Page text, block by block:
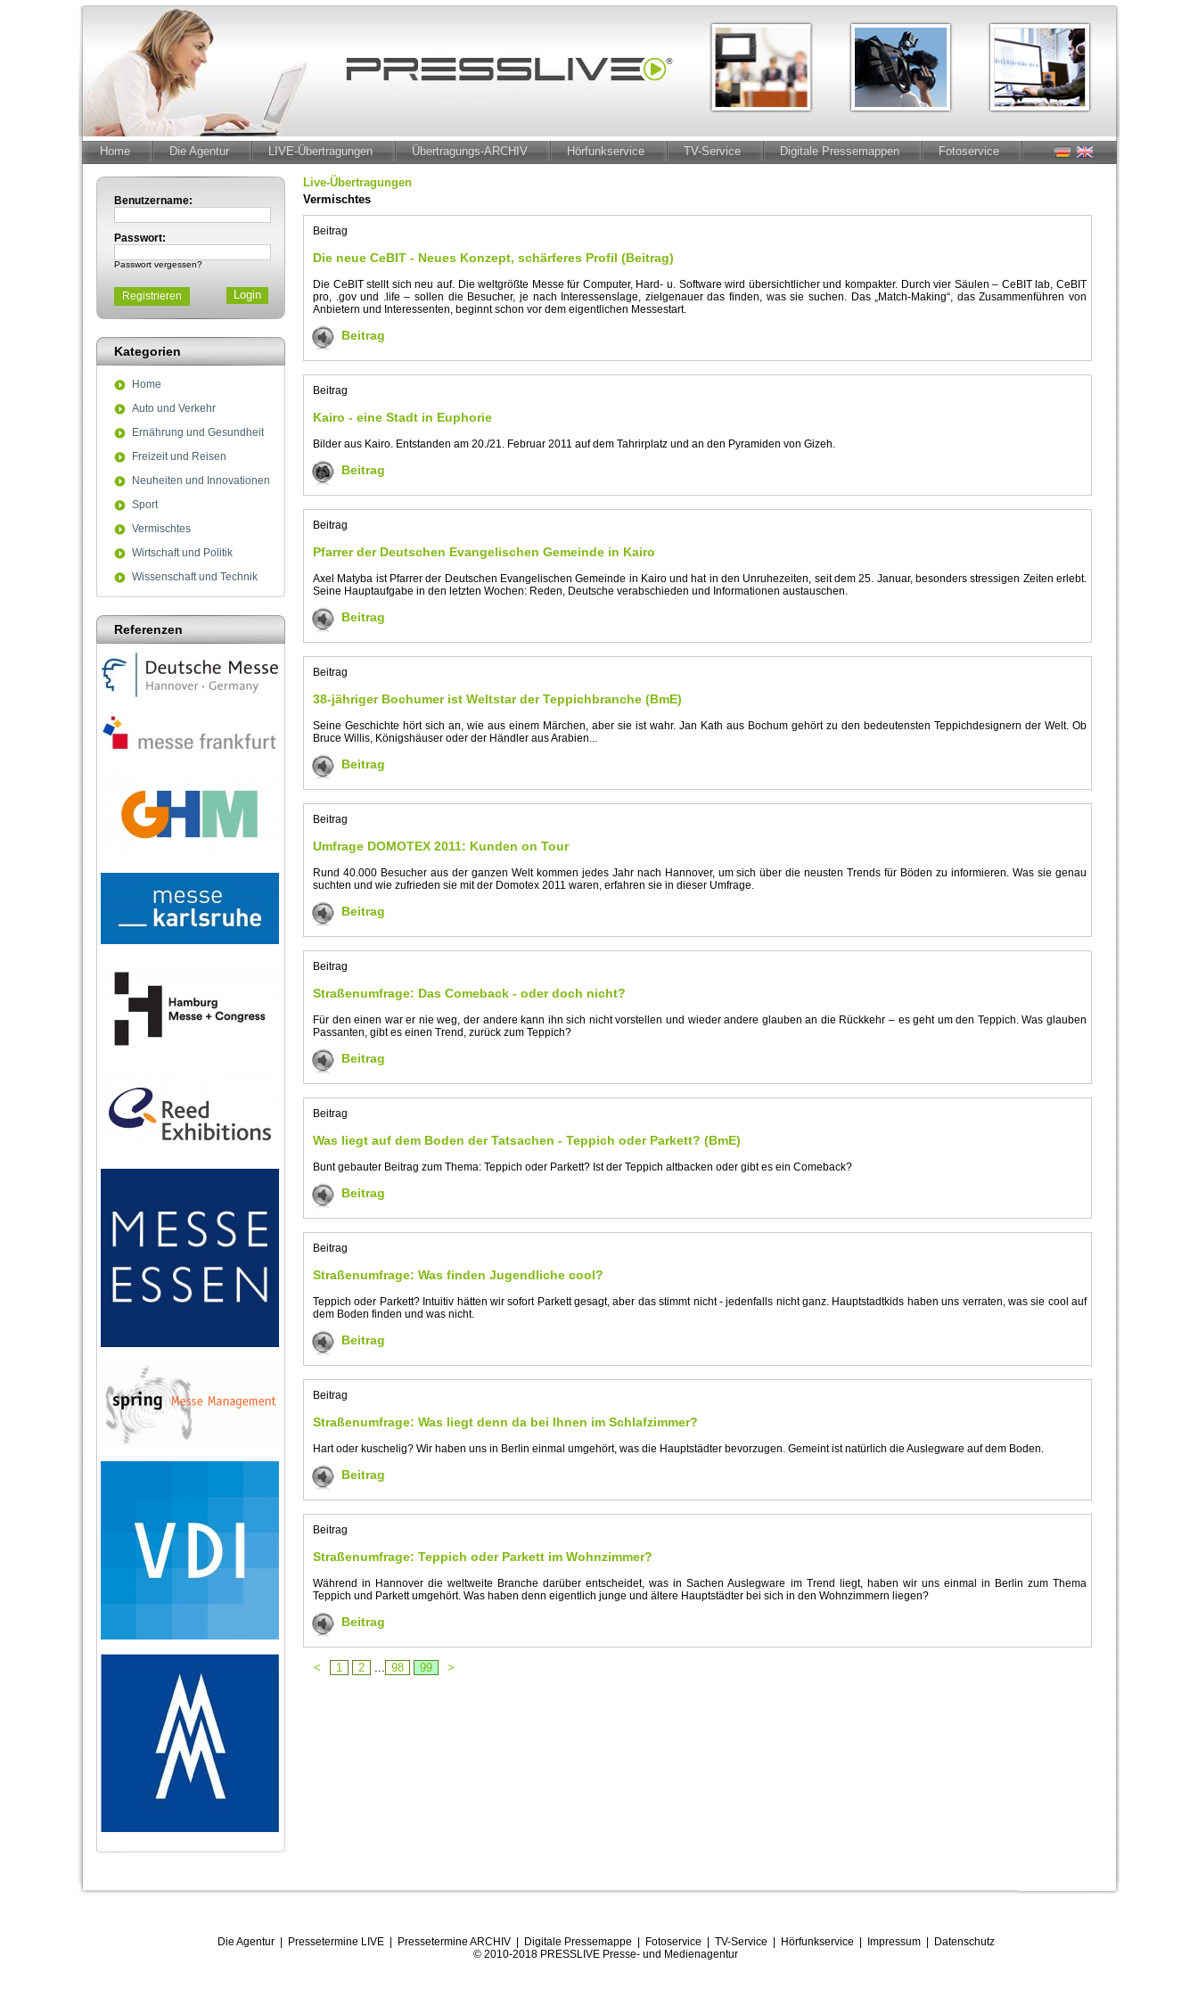
Home Die Agentur LIVE-Übertragungen Übertragungs-ARCHIV Hörfunkservice TV-Service Digitale Pressemappen Fotoservice
Benutzername:
Passwort:
Passwort vergessen?
Registrieren
Kategorien
Home
Auto und Verkehr
Ernährung und Gesundheit
Freizeit und Reisen
Neuheiten und Innovationen
Sport
Vermischtes
Wirtschaft und Politik
Wissenschaft und Technik
Referenzen
Live-Übertragungen
Vermischtes
Beitrag
Die neue CeBIT - Neues Konzept, schärferes Profil (Beitrag)
Die CeBIT stellt sich neu auf. Die weltgrößte Messe für Computer, Hard- u. Software wird übersichtlicher und kompakter. Durch vier Säulen – CeBIT lab, CeBIT
pro, .gov und .life – sollen die Besucher, je nach Interessenslage, zielgenauer das finden, was sie suchen. Das „Match-Making“, das Zusammenführen von
Anbietern und Interessenten, beginnt schon vor dem eigentlichen Messestart.
Beitrag
Beitrag
Kairo - eine Stadt in Euphorie
Bilder aus Kairo. Entstanden am 20./21. Februar 2011 auf dem Tahrirplatz und an den Pyramiden von Gizeh.
Beitrag
Beitrag
Pfarrer der Deutschen Evangelischen Gemeinde in Kairo
Axel Matyba ist Pfarrer der Deutschen Evangelischen Gemeinde in Kairo und hat in den Unruhezeiten, seit dem 25. Januar, besonders stressigen Zeiten erlebt.
Seine Hauptaufgabe in den letzten Wochen: Reden, Deutsche verabschieden und Informationen austauschen.
Beitrag
Beitrag
38-jähriger Bochumer ist Weltstar der Teppichbranche (BmE)
Seine Geschichte hört sich an, wie aus einem Märchen, aber sie ist wahr. Jan Kath aus Bochum gehört zu den bedeutensten Teppichdesignern der Welt. Ob
Bruce Willis, Königshäuser oder der Händler aus Arabien...
Beitrag
Beitrag
Umfrage DOMOTEX 2011: Kunden on Tour
Rund 40.000 Besucher aus der ganzen Welt kommen jedes Jahr nach Hannover, um sich über die neusten Trends für Böden zu informieren. Was sie genau
suchten und wie zufrieden sie mit der Domotex 2011 waren, erfahren sie in dieser Umfrage.
Beitrag
Beitrag
Straßenumfrage: Das Comeback - oder doch nicht?
Für den einen war er nie weg, der andere kann ihn sich nicht vorstellen und wieder andere glauben an die Rückkehr – es geht um den Teppich. Was glauben
Passanten, gibt es einen Trend, zurück zum Teppich?
Beitrag
Beitrag
Was liegt auf dem Boden der Tatsachen - Teppich oder Parkett? (BmE)
Bunt gebauter Beitrag zum Thema: Teppich oder Parkett? Ist der Teppich altbacken oder gibt es ein Comeback?
Beitrag
Beitrag
Straßenumfrage: Was finden Jugendliche cool?
Teppich oder Parkett? Intuitiv hätten wir sofort Parkett gesagt, aber das stimmt nicht - jedenfalls nicht ganz. Hauptstadtkids haben uns verraten, was sie cool auf
dem Boden finden und was nicht.
Beitrag
Beitrag
Straßenumfrage: Was liegt denn da bei Ihnen im Schlafzimmer?
Hart oder kuschelig? Wir haben uns in Berlin einmal umgehört, was die Hauptstädter bevorzugen. Gemeint ist natürlich die Auslegware auf dem Boden.
Beitrag
Beitrag
Straßenumfrage: Teppich oder Parkett im Wohnzimmer?
Während in Hannover die weltweite Branche darüber entscheidet, was in Sachen Auslegware im Trend liegt, haben wir uns einmal in Berlin zum Thema
Teppich und Parkett umgehört. Was haben denn eigentlich junge und ältere Hauptstädter bei sich in den Wohnzimmern liegen?
Beitrag
< 1 2 ... 98 99 >
Die Agentur| Pressetermine LIVE| Pressetermine ARCHIV| Digitale Pressemappe Fotoservice TV-Service Hörfunkservice Impressum| Datenschutz
© 2010-2018 PRESSLIVE Presse- und Medienagentur